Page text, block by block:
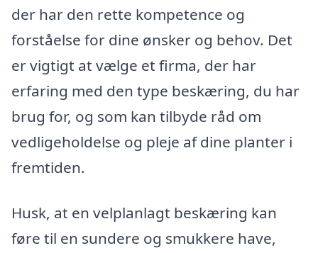
der har den rette kompetence og
forståelse for dine ønsker og behov. Det
er vigtigt at vælge et firma, der har
erfaring med den type beskæring, du har
brug for, og som kan tilbyde råd om
vedligeholdelse og pleje af dine planter i
fremtiden.
Husk, at en velplanlagt beskæring kan
føre til en sundere og smukkere have,